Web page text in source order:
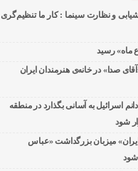
و نظارت سینما : کار ما تنظیم‌گری
صدا» در خانه‌ی هنرمندان ایران
اسرائیل به آسانی بگذارد در منطقه
شود
میزبان بزرگداشت «عباس